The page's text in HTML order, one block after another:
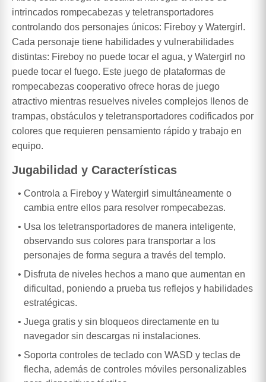
intrincados rompecabezas y teletransportadores
controlando dos personajes únicos: Fireboy y Watergirl.
Cada personaje tiene habilidades y vulnerabilidades
distintas: Fireboy no puede tocar el agua, y Watergirl no
puede tocar el fuego. Este juego de plataformas de
rompecabezas cooperativo ofrece horas de juego
atractivo mientras resuelves niveles complejos llenos de
trampas, obstáculos y teletransportadores codificados por
colores que requieren pensamiento rápido y trabajo en
equipo.
Jugabilidad y Características
Controla a Fireboy y Watergirl simultáneamente o
cambia entre ellos para resolver rompecabezas.
Usa los teletransportadores de manera inteligente,
observando sus colores para transportar a los
personajes de forma segura a través del templo.
Disfruta de niveles hechos a mano que aumentan en
dificultad, poniendo a prueba tus reflejos y habilidades
estratégicas.
Juega gratis y sin bloqueos directamente en tu
navegador sin descargas ni instalaciones.
Soporta controles de teclado con WASD y teclas de
flecha, además de controles móviles personalizables